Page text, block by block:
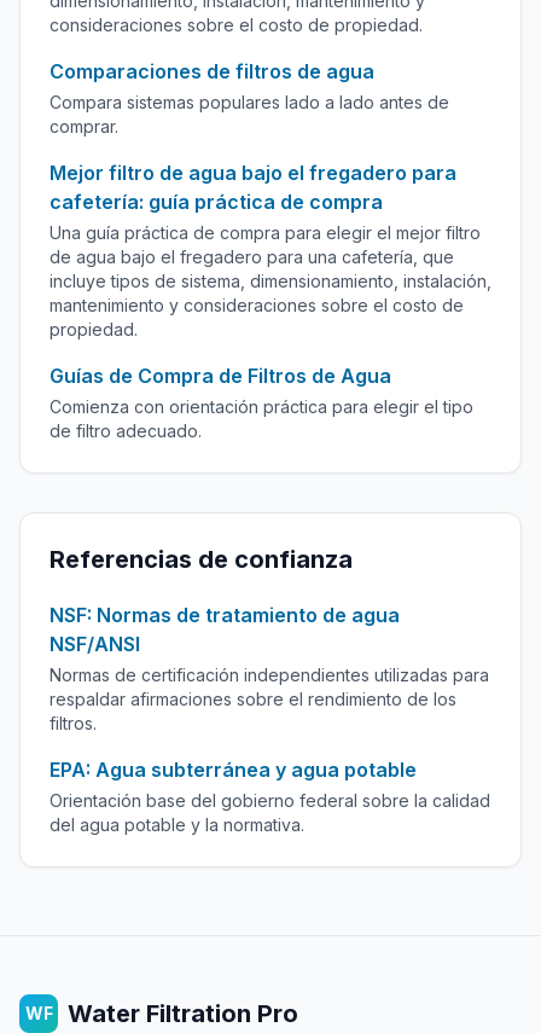
consideraciones sobre el costo de propiedad.
Comparaciones de filtros de agua
Compara sistemas populares lado a lado antes de
comprar.
Mejor filtro de agua bajo el fregadero para
cafetería: guía práctica de compra
Una guía práctica de compra para elegir el mejor filtro
de agua bajo el fregadero para una cafetería, que
incluye tipos de sistema, dimensionamiento, instalación,
mantenimiento y consideraciones sobre el costo de
propiedad.
Guías de Compra de Filtros de Agua
Comienza con orientación práctica para elegir el tipo
de filtro adecuado.
Referencias de confianza
NSF: Normas de tratamiento de agua
NSF/ANSI
Normas de certificación independientes utilizadas para
respaldar afirmaciones sobre el rendimiento de los
filtros.
EPA: Agua subterránea y agua potable
Orientación base del gobierno federal sobre la calidad
del agua potable y la normativa.
WF Water Filtration Pro